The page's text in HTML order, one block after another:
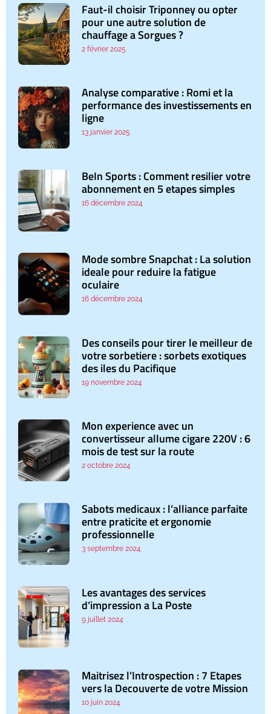
Faut-il choisir Triponney ou opter
pour une autre solution de
chauffage a Sorgues ?
2 février 2025
Analyse comparative : Romi et la
performance des investissements en
ligne
13 janvier 2025
BeIn Sports : Comment resilier votre
abonnement en 5 etapes simples
16 décembre 2024
Mode sombre Snapchat : La solution
ideale pour reduire la fatigue
oculaire
16 décembre 2024
Des conseils pour tirer le meilleur de
votre sorbetiere : sorbets exotiques
des iles du Pacifique
19 novembre 2024
Mon experience avec un
convertisseur allume cigare 220V : 6
mois de test sur la route
2 octobre 2024
Sabots medicaux : l’alliance parfaite
entre praticite et ergonomie
professionnelle
3 septembre 2024
Les avantages des services
d’impression a La Poste
9 juillet 2024
Maitrisez l’Introspection : 7 Etapes
vers la Decouverte de votre Mission
10 juin 2024